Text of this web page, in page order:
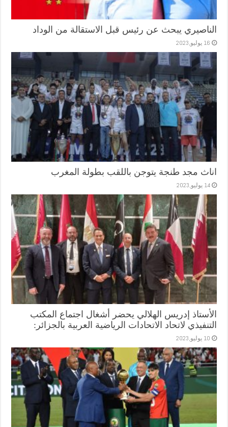
الناصيري يبحث عن رئيس قبل الاستقالة من الوداد
16 يوليو,2023
اناث مجد طنجة يتوجن باللقب بطولة المغرب
14 يوليو,2023
الأستاذ إدريس الهلالي يحضر أشغال اجتماع المكتب
التنفيذي لاتحاد الاتحادات الرياضية العربية بالجزائر:
10 يوليو,2023